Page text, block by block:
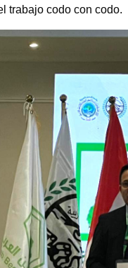
trabajo codo con codo.